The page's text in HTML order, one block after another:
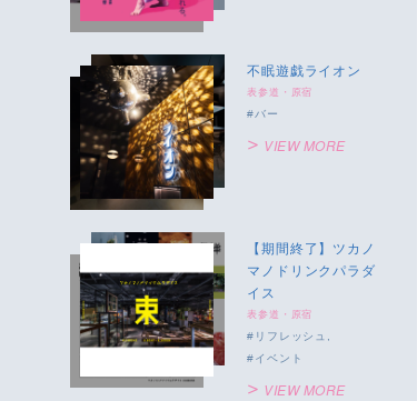
不眠遊戯ライオン
表参道・原宿
バー
VIEW MORE
【期間終了】ツカノ
マノドリンクパラダ
イス
表参道・原宿
リフレッシュ
イベント
VIEW MORE